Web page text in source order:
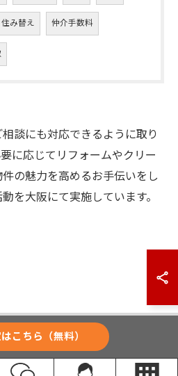
住み替え 仲介手数料
談にも対応できるように取り
に応じてリフォームやクリー
の魅力を高めるお手伝いをし
を大阪にて実施しています。
こちら（無料）